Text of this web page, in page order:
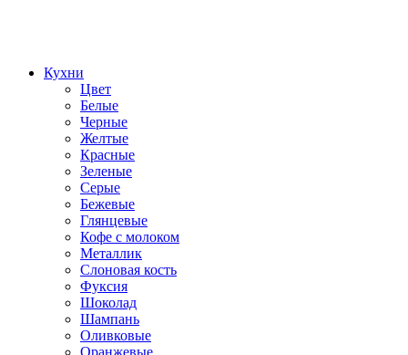
Кухни
Цвет
Белые
Черные
Желтые
Красные
Зеленые
Серые
Бежевые
Глянцевые
Кофе с молоком
Металлик
Слоновая кость
Фуксия
Шоколад
Шампань
Оливковые
Оранжевые